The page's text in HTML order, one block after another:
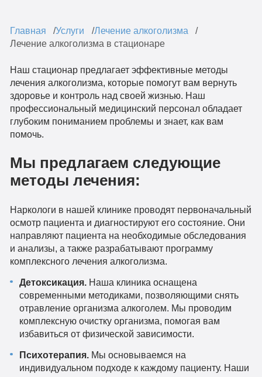
Главная Услуги
Лечение алкоголизма
Лечение алкоголизма в стационаре
Наш стационар предлагает эффективные методы
лечения алкоголизма, которые помогут вам вернуть
здоровье и контроль над своей жизнью. Наш
профессиональный медицинский персонал обладает
глубоким пониманием проблемы и знает, как вам
помочь.
Мы предлагаем следующие
методы лечения:
Наркологи в нашей клинике проводят первоначальный
осмотр пациента и диагностируют его состояние. Они
направляют пациента на необходимые обследования
и анализы, а также разрабатывают программу
комплексного лечения алкоголизма.
Детоксикация. Наша клиника оснащена
современными методиками, позволяющими снять
отравление организма алкоголем. Мы проводим
комплексную очистку организма, помогая вам
избавиться от физической зависимости.
Психотерапия. Мы основываемся на
индивидуальном подходе к каждому пациенту. Наши